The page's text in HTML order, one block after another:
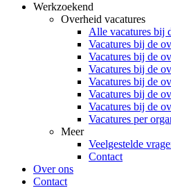
Werkzoekend
Overheid vacatures
Alle vacatures bij
Vacatures bij de
Vacatures bij de
Vacatures bij de
Vacatures bij de
Vacatures bij de
Vacatures bij de
Vacatures per
Meer
Veelgestelde
Contact
Over ons
Contact